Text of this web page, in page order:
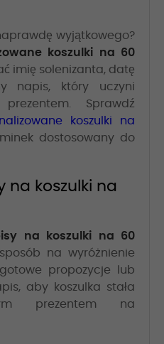
wyjątkowego?
koszulki na 60
imię solenizanta, datę
napis, który uczyni
Sprawdź
koszulki na
dostosowany do
na koszulki na
na koszulki na 60
na wyróżnienie
propozycje lub
aby koszulka stała
prezentem na